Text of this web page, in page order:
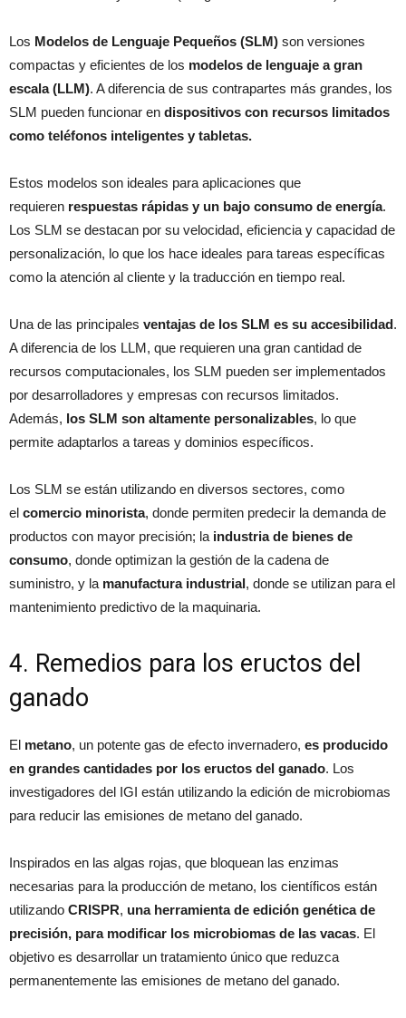
Los Modelos de Lenguaje Pequeños (SLM) son versiones
compactas y eficientes de los modelos de lenguaje a gran
escala (LLM). A diferencia de sus contrapartes más grandes, los
SLM pueden funcionar en dispositivos con recursos limitados
como teléfonos inteligentes y tabletas.
Estos modelos son ideales para aplicaciones que
requieren respuestas rápidas y un bajo consumo de energía.
Los SLM se destacan por su velocidad, eficiencia y capacidad de
personalización, lo que los hace ideales para tareas específicas
como la atención al cliente y la traducción en tiempo real.
Una de las principales ventajas de los SLM es su accesibilidad.
A diferencia de los LLM, que requieren una gran cantidad de
recursos computacionales, los SLM pueden ser implementados
por desarrolladores y empresas con recursos limitados.
Además, los SLM son altamente personalizables, lo que
permite adaptarlos a tareas y dominios específicos.
Los SLM se están utilizando en diversos sectores, como
el comercio minorista, donde permiten predecir la demanda de
productos con mayor precisión; la industria de bienes de
consumo, donde optimizan la gestión de la cadena de
suministro, y la manufactura industrial, donde se utilizan para el
mantenimiento predictivo de la maquinaria.
4. Remedios para los eructos del
ganado
El metano, un potente gas de efecto invernadero, es producido
en grandes cantidades por los eructos del ganado. Los
investigadores del IGI están utilizando la edición de microbiomas
para reducir las emisiones de metano del ganado.
Inspirados en las algas rojas, que bloquean las enzimas
necesarias para la producción de metano, los científicos están
utilizando CRISPR, una herramienta de edición genética de
precisión, para modificar los microbiomas de las vacas. El
objetivo es desarrollar un tratamiento único que reduzca
permanentemente las emisiones de metano del ganado.